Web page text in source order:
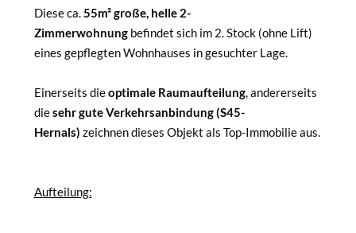
Diese ca.55m² große, helle 2-
Zimmerwohnung befindet sich im 2. Stock (ohne Lift)
eines gepflegten Wohnhauses in gesuchter Lage.
Einerseits dieoptimale Raumaufteilung, andererseits
diesehr gute Verkehrsanbindung (S45-
Hernals) zeichnen dieses Objekt als Top-Immobilie aus.
Aufteilung: